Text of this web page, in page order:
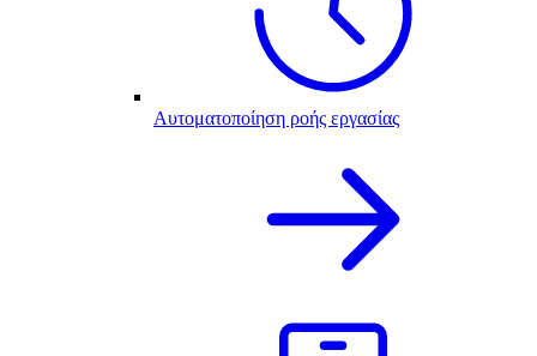
Αυτοματοποίηση ροής εργασίας